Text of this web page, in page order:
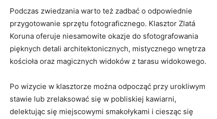
Podczas zwiedzania warto też ⁢zadbać o odpowiednie
przygotowanie​ sprzętu fotograficznego. Klasztor⁣ Zlatá
‌Koruna oferuje niesamowite okazje ​do sfotografowania⁤
pięknych ​detali architektonicznych, mistycznego wnętrza
kościoła oraz magicznych widoków z⁣ tarasu widokowego.
Po wizycie w klasztorze można ‌odpocząć przy urokliwym
stawie lub zrelaksować się w pobliskiej ‍kawiarni,
delektując się miejscowymi ⁢smakołykami‍ i ciesząc się